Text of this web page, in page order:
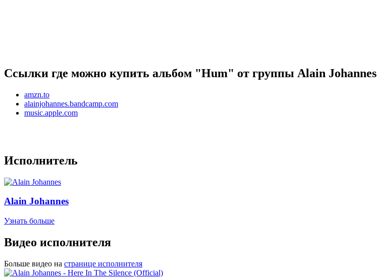
Ссылки где можно купить альбом "Hum" от группы Alain Johannes
amzn.to
alainjohannes.bandcamp.com
music.apple.com
Исполнитель
Alain Johannes
Узнать больше
Видео исполнителя
Больше видео на странице исполнителя